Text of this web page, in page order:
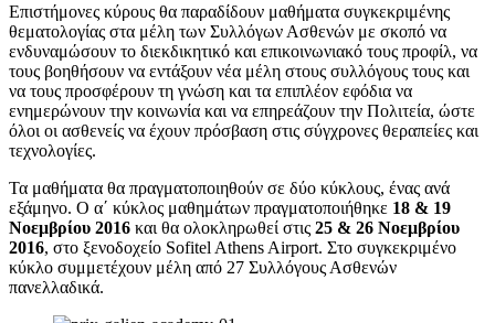
Επιστήμονες κύρους θα παραδίδουν μαθήματα συγκεκριμένης
θεματολογίας στα μέλη των Συλλόγων Ασθενών με σκοπό να
ενδυναμώσουν το διεκδικητικό και επικοινωνιακό τους προφίλ, να
τους βοηθήσουν να εντάξουν νέα μέλη στους συλλόγους τους και
να τους προσφέρουν τη γνώση και τα επιπλέον εφόδια να
ενημερώνουν την κοινωνία και να επηρεάζουν την Πολιτεία, ώστε
όλοι οι ασθενείς να έχουν πρόσβαση στις σύγχρονες θεραπείες και
τεχνολογίες.
Τα μαθήματα θα πραγματοποιηθούν σε δύο κύκλους, ένας ανά
εξάμηνο. Ο α΄ κύκλος μαθημάτων πραγματοποιήθηκε 18 & 19
Νοεμβρίου 2016 και θα ολοκληρωθεί στις 25 & 26 Νοεμβρίου
2016, στο ξενοδοχείο Sofitel Athens Airport. Στο συγκεκριμένο
κύκλο συμμετέχουν μέλη από 27 Συλλόγους Ασθενών
πανελλαδικά.